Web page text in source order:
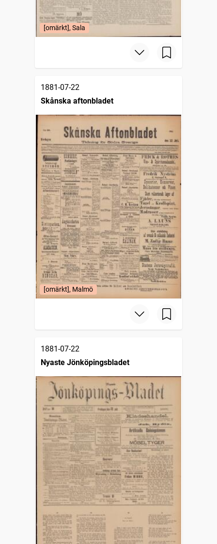
[omärkt], Sala
1881-07-22
Skånska aftonbladet
[omärkt], Malmö
1881-07-22
Nyaste Jönköpingsbladet